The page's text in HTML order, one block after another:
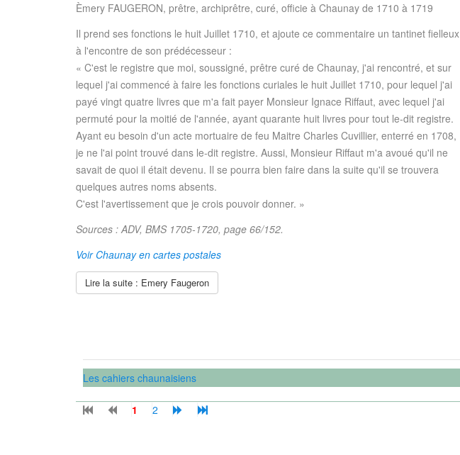
Èmery FAUGERON, prêtre, archiprêtre, curé, officie à Chaunay de 1710 à 1719
Il prend ses fonctions le huit Juillet 1710, et ajoute ce commentaire un tantinet fielleux
à l'encontre de son prédécesseur :
« C'est le registre que moi, soussigné, prêtre curé de Chaunay, j'ai rencontré, et sur
lequel j'ai commencé à faire les fonctions curiales le huit Juillet 1710, pour lequel j'ai
payé vingt quatre livres que m'a fait payer Monsieur Ignace Riffaut, avec lequel j'ai
permuté pour la moitié de l'année, ayant quarante huit livres pour tout le-dit registre.
Ayant eu besoin d'un acte mortuaire de feu Maitre Charles Cuvillier, enterré en 1708,
je ne l'ai point trouvé dans le-dit registre. Aussi, Monsieur Riffaut m'a avoué qu'il ne
savait de quoi il était devenu. Il se pourra bien faire dans la suite qu'il se trouvera
quelques autres noms absents.
C'est l'avertissement que je crois pouvoir donner. »
Sources : ADV, BMS 1705-1720, page 66/152.
Voir Chaunay en cartes postales
Lire la suite : Emery Faugeron
Les cahiers chaunaisiens
1 2